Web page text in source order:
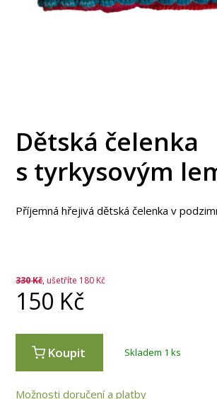
Dětská čelenka
s tyrkysovým
Příjemná hřejivá dětská čelenka v
330Kč, ušetříte 180 Kč
150 Kč
Koupit Skladem 1 ks
Možnosti doručení a platby